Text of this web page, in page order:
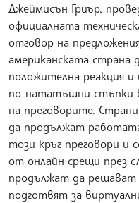
Джеймисън Гриър,
официалната
отговор на
американската страна
положителна реакция
по-нататъшни стъпки
на преговорите.
да продължат
този кръг преговори и
от онлайн срещи през
продължат да решават
подготвят за